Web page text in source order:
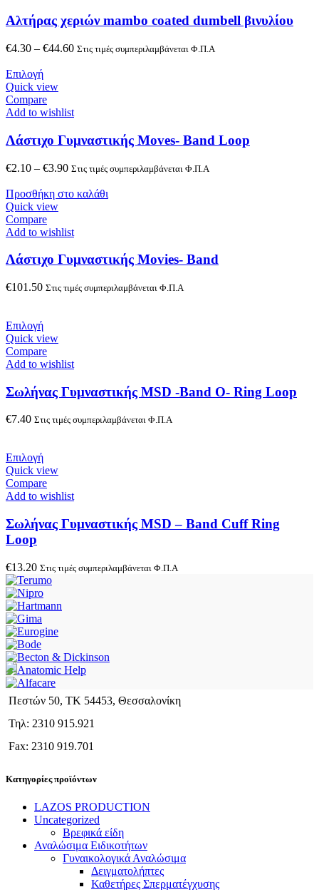
Αλτήρας χεριών mambo coated dumbell βινυλίου
€4.30 – €44.60 Στις τιμές συμπεριλαμβάνεται Φ.Π.Α
Επιλογή
Quick view
Compare
Add to wishlist
Λάστιχο Γυμναστικής Moves- Band Loop
€2.10 – €3.90 Στις τιμές συμπεριλαμβάνεται Φ.Π.Α
Προσθήκη στο καλάθι
Quick view
Compare
Add to wishlist
Λάστιχο Γυμναστικής Movies- Band
€101.50 Στις τιμές συμπεριλαμβάνεται Φ.Π.Α
Επιλογή
Quick view
Compare
Add to wishlist
Σωλήνας Γυμναστικής MSD -Band Ο- Ring Loop
€7.40 Στις τιμές συμπεριλαμβάνεται Φ.Π.Α
Επιλογή
Quick view
Compare
Add to wishlist
Σωλήνας Γυμναστικής MSD – Band Cuff Ring
Loop
€13.20 Στις τιμές συμπεριλαμβάνεται Φ.Π.Α
Πεστών 50, ΤΚ 54453, Θεσσαλονίκη
Τηλ: 2310 915.921
Fax: 2310 919.701
Κατηγορίες προϊόντων
LAZOS PRODUCTION
Uncategorized
Βρεφικά είδη
Αναλώσιμα Ειδικοτήτων
Γυναικολογικά Αναλώσιμα
Δειγματολήπτες
Καθετήρες Σπερματέγχυσης